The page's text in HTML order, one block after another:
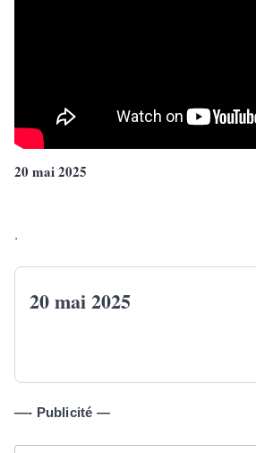
20 mai 2025
.
20 mai 2025
—- Publicité —